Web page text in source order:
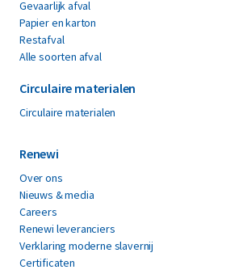
Gevaarlijk afval
Papier en karton
Restafval
Alle soorten afval
Circulaire materialen
Circulaire materialen
Renewi
Over ons
Nieuws & media
Careers
Renewi leveranciers
Verklaring moderne slavernij
Certificaten